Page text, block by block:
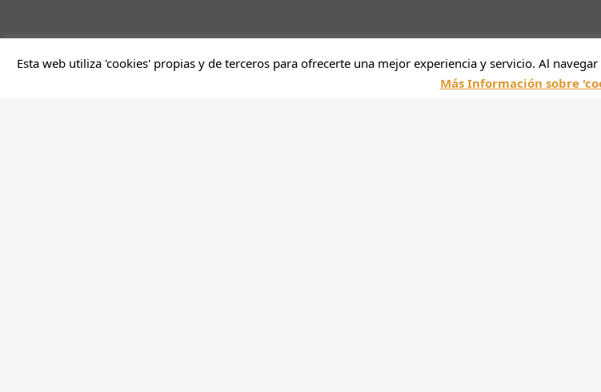
Esta web utiliza 'cookies' propias y de terceros para ofrecerte una mejor experiencia y servicio. Al
Más Información sobre